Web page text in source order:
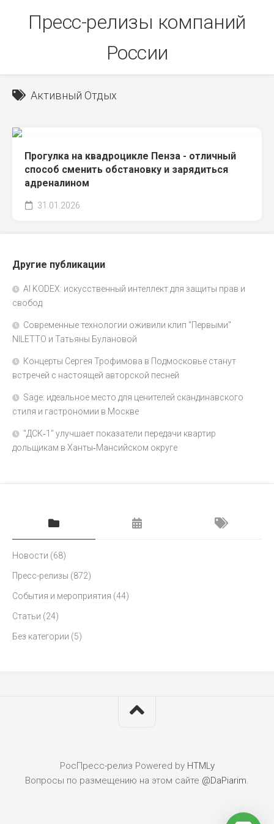
Пресс-релизы компаний
России
Активный Отдых
Прогулка на квадроцикле Пенза - отличный
способ сменить обстановку и зарядиться
адреналином
31.01.2026
Другие публикации
AI KODEX: искусственный интеллект для защиты прав и
свобод
Современные технологии оживили клип "Первыми"
NILETTO и Татьяны Булановой
Концерты Сергея Трофимова в Подмосковье станут
встречей с настоящей авторской песней
Sage: идеальное место для ценителей скандинавского
стиля и гастрономии в Москве
"ДСК‑1" улучшает показатели передачи квартир
дольщикам в Ханты‑Мансийском округе
Новости (68)
Пресс-релизы (872)
События и мероприятия (44)
Статьи (24)
Без категории (5)
РосПресс-релиз Powered by HTMLy
Вопросы по размещению на этом сайте @DaPiarim.